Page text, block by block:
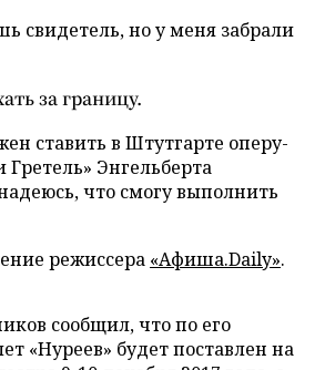
свидетель, но у меня забрали
за границу.
ставить в Штутгарте оперу-
Гретель» Энгельберта
что смогу выполнить
режиссера «Афиша.Daily».
сообщил, что по его
«Нуреев» будет поставлен на